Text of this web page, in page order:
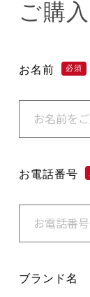
ご購
お名前 必須
お電話番号
ブランド名